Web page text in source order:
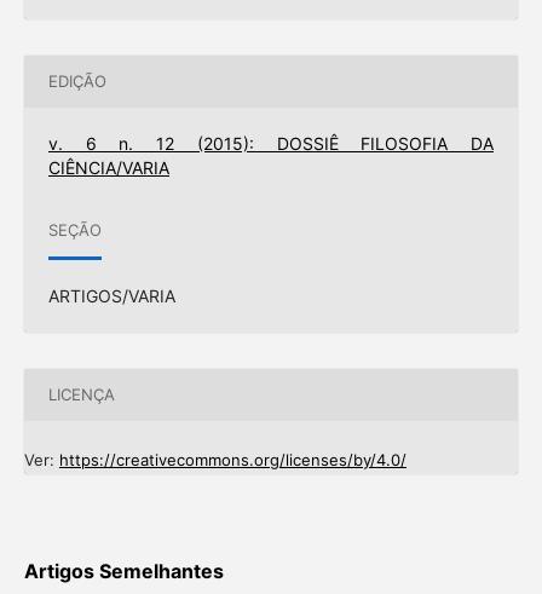
EDIÇÃO
v. 6 n. 12 (2015): DOSSIÊ FILOSOFIA DA
CIÊNCIA/VARIA
SEÇÃO
ARTIGOS/VARIA
LICENÇA
Ver: https://creativecommons.org/licenses/by/4.0/
Artigos Semelhantes